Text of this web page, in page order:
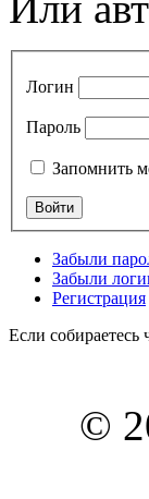
Логин
Пароль
Запомнить
Забыли
Забыли
Регистрация
Если собираетесь
©